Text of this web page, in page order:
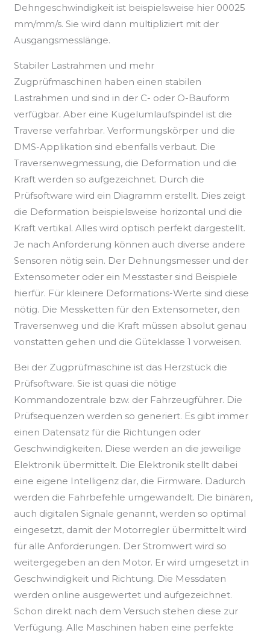
Dehngeschwindigkeit ist beispielsweise hier 00025
mm/mm/s. Sie wird dann multipliziert mit der
Ausgangsmesslänge.
Stabiler Lastrahmen und mehr
Zugprüfmaschinen haben einen stabilen
Lastrahmen und sind in der C- oder O-Bauform
verfügbar. Aber eine Kugelumlaufspindel ist die
Traverse verfahrbar. Verformungskörper und die
DMS-Applikation sind ebenfalls verbaut. Die
Traversenwegmessung, die Deformation und die
Kraft werden so aufgezeichnet. Durch die
Prüfsoftware wird ein Diagramm erstellt. Dies zeigt
die Deformation beispielsweise horizontal und die
Kraft vertikal. Alles wird optisch perfekt dargestellt.
Je nach Anforderung können auch diverse andere
Sensoren nötig sein. Der Dehnungsmesser und der
Extensometer oder ein Messtaster sind Beispiele
hierfür. Für kleinere Deformations-Werte sind diese
nötig. Die Messketten für den Extensometer, den
Traversenweg und die Kraft müssen absolut genau
vonstatten gehen und die Güteklasse 1 vorweisen.
Bei der Zugprüfmaschine ist das Herzstück die
Prüfsoftware. Sie ist quasi die nötige
Kommandozentrale bzw. der Fahrzeugführer. Die
Prüfsequenzen werden so generiert. Es gibt immer
einen Datensatz für die Richtungen oder
Geschwindigkeiten. Diese werden an die jeweilige
Elektronik übermittelt. Die Elektronik stellt dabei
eine eigene Intelligenz dar, die Firmware. Dadurch
werden die Fahrbefehle umgewandelt. Die binären,
auch digitalen Signale genannt, werden so optimal
eingesetzt, damit der Motorregler übermittelt wird
für alle Anforderungen. Der Stromwert wird so
weitergegeben an den Motor. Er wird umgesetzt in
Geschwindigkeit und Richtung. Die Messdaten
werden online ausgewertet und aufgezeichnet.
Schon direkt nach dem Versuch stehen diese zur
Verfügung. Alle Maschinen haben eine perfekte